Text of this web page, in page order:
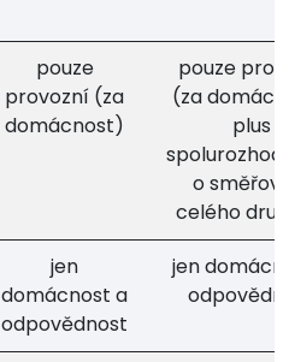
pouze
provozní (za
domácnost)
pouze
(za
plus
o
celého
jen
domácnost a
odpovědnost
jen